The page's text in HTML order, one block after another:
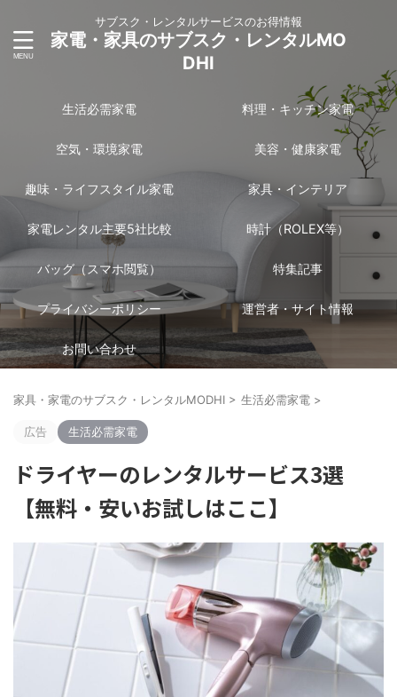
サブスク・レンタルサービスのお得情報
家電・家具のサブスク・レンタルMO
DHI
生活必需家電 料理・キッチン家電
空気・環境家電 美容・健康家電
趣味・ライフスタイル家電 家具・インテリア
家電レンタル主要5社比較 時計（ROLEX等）
バッグ（スマホ閲覧） 特集記事
プライバシーポリシー 運営者・サイト情報
お問い合わせ
家具・家電のサブスク・レンタルMODHI > 生活必需家電 >
広告 生活必需家電
ドライヤーのレンタルサービス3選
【無料・安いお試しはここ】